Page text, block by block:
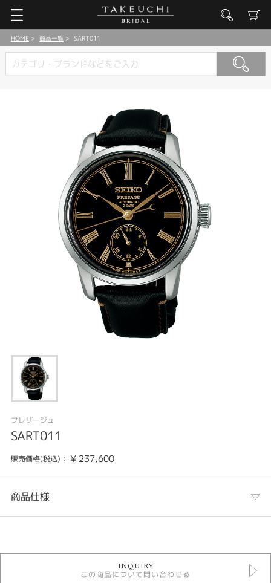
HOME 商品一覧 SART011
プレザージュ
SART011
販売価格(税込)： ¥ 237,600
商品仕様
プレザージュ
INQUIRY
この商品について問い合わせる